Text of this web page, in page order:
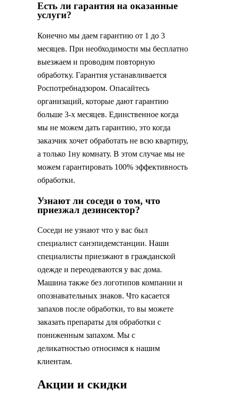
Есть ли гарантия на оказанные
услуги?
Конечно мы даем гарантию от 1 до 3
месяцев. При необходимости мы бесплатно
выезжаем и проводим повторную
обработку. Гарантия устанавливается
Роспотребнадзором. Опасайтесь
организаций, которые дают гарантию
больше 3-х месяцев. Единственное когда
мы не можем дать гарантию, это когда
заказчик хочет обработать не всю квартиру,
а только 1ну комнату. В этом случае мы не
можем гарантировать 100% эффективность
обработки.
Узнают ли соседи о том, что
приезжал дезинсектор?
Соседи не узнают что у вас был
специалист санэпидемстанции. Наши
специалисты приезжают в гражданской
одежде и переодеваются у вас дома.
Машина также без логотипов компании и
опознавательных знаков. Что касается
запахов после обработки, то вы можете
заказать препараты для обработки с
пониженным запахом. Мы с
деликатностью относимся к нашим
клиентам.
Акции и скидки